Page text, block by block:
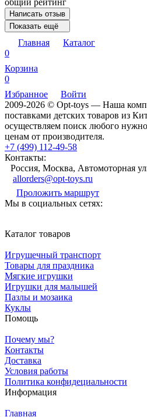
Написать отзыв
Показать ещё
Главная
Каталог
0
Корзина
0
Избранное
Войти
2009-2026 © Opt-toys — Наша
поставками детских товаров из
осуществляем поиск любого
ценам от производителя.
+7 (499) 112-49-58
Контакты:
Россия, Москва, Автомоторная
allorders@opt-toys.ru
Проложить маршрут
Мы в социальных сетях:
Каталог товаров
Игрушечный транспорт
Товары для праздника
Мягкие игрушки
Игрушки для малышей
Пазлы и мозаика
Куклы
Помощь
Почему мы?
Контакты
Доставка
Условия работы
Политика конфидециальности
Информация
Главная